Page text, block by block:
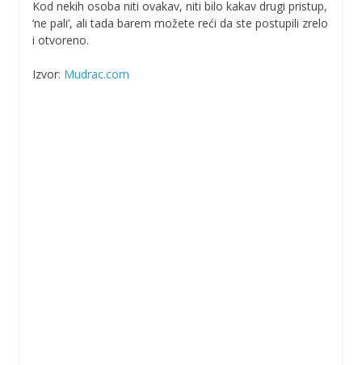
Kod nekih osoba niti ovakav, niti bilo kakav drugi pristup,
‘ne pali’, ali tada barem možete reći da ste postupili zrelo
i otvoreno.
Izvor: Mudrac.com